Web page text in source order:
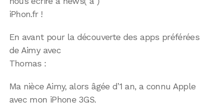
iPhon.fr !
En avant pour la découverte des apps préférées
de Aimy avec
Thomas :
Ma nièce Aimy, alors âgée d’1 an, a connu Apple
avec mon iPhone 3GS.